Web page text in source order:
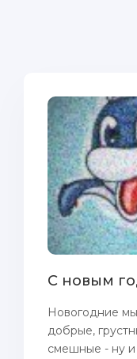
С новым
Новогодние
добрые,
смешные - ну и